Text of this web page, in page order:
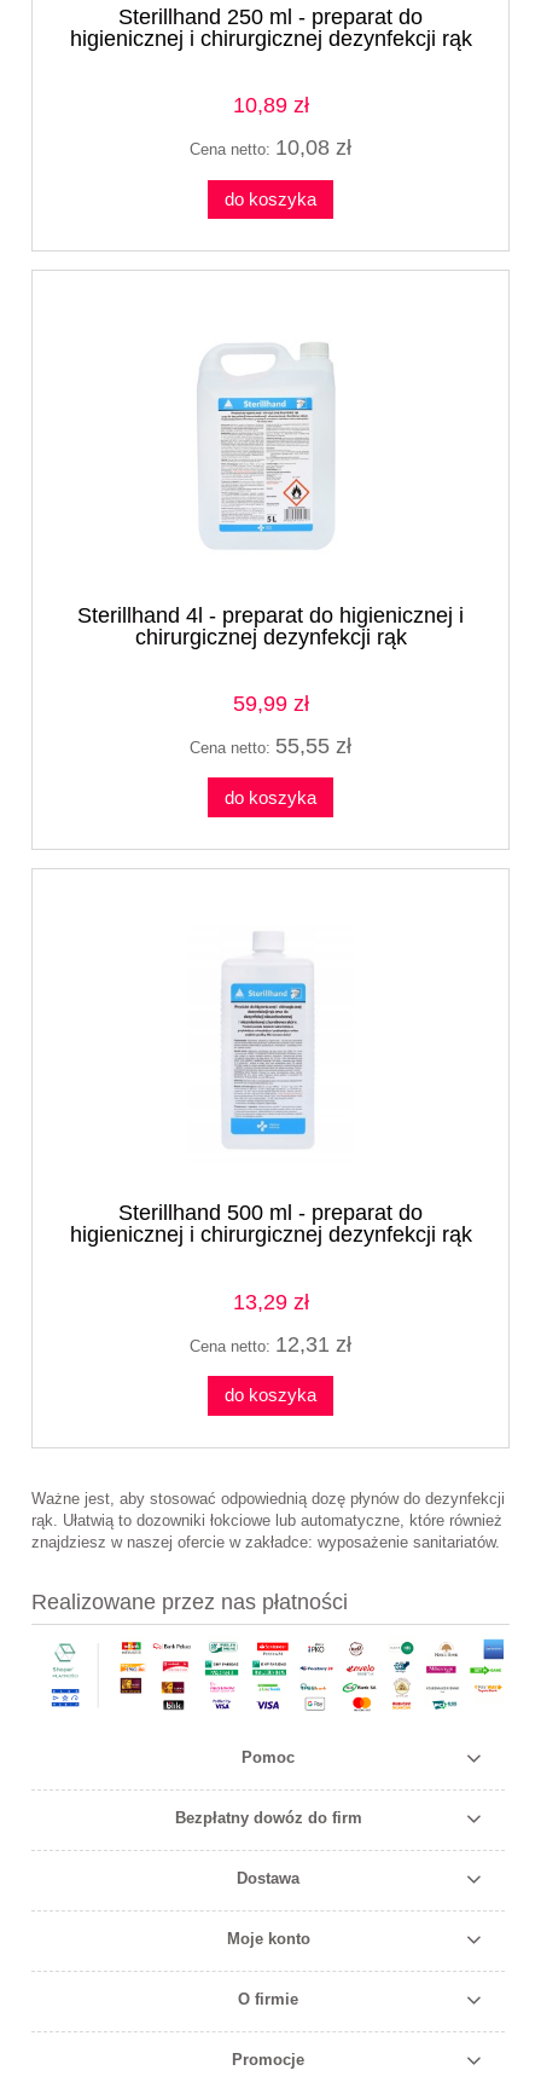
Sterillhand 250 ml - preparat do
higienicznej i chirurgicznej dezynfekcji rąk
10,89 zł
Cena netto: 10,08 zł
do koszyka
Sterillhand 4l - preparat do higienicznej i
chirurgicznej dezynfekcji rąk
59,99 zł
Cena netto: 55,55 zł
do koszyka
Sterillhand 500 ml - preparat do
higienicznej i chirurgicznej dezynfekcji rąk
13,29 zł
Cena netto: 12,31 zł
do koszyka
Ważne jest, aby stosować odpowiednią dozę płynów do dezynfekcji
rąk. Ułatwią to dozowniki łokciowe lub automatyczne, które również
znajdziesz w naszej ofercie w zakładce: wyposażenie sanitariatów.
Realizowane przez nas płatności
Pomoc
Bezpłatny dowóz do firm
Dostawa
Moje konto
O firmie
Promocje